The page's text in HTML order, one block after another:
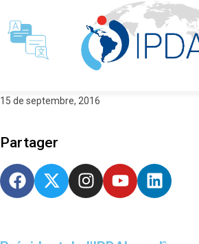
15 de septembre, 2016
Partager